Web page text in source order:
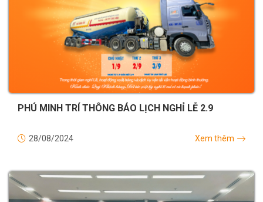
PHÚ MINH TRÍ THÔNG BÁO LỊCH NGHỈ LỄ 2.9
28/08/2024 Xem thêm